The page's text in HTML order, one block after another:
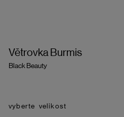
Větrovka Burmis
Black Beauty
velikost